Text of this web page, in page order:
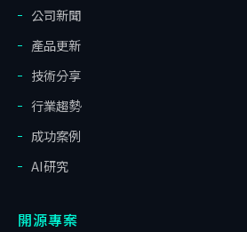
公司新聞
產品更新
技術分享
行業趨勢
成功案例
AI研究
開源專案